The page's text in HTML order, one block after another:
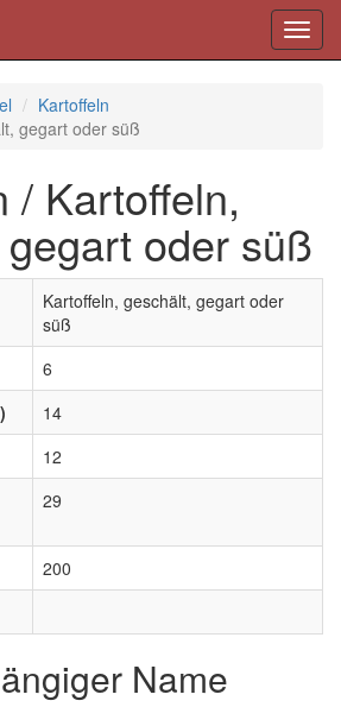
Kartoffeln
gegart oder süß
/ Kartoffeln,
oder süß
Kartoffeln, geschält, gegart oder
süß
6
14
12
29
200
Name